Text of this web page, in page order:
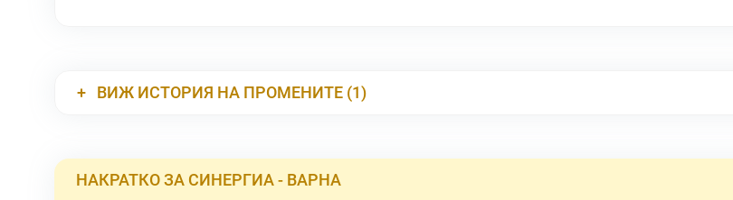
ВИЖ ИСТОРИЯ НА ПРОМЕНИТЕ (1)
НАКРАТКО ЗА СИНЕРГИА - ВАРНА